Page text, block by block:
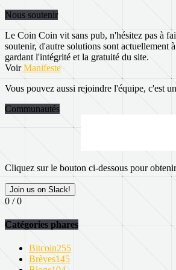
Nous soutenir
Le Coin Coin vit sans pub, n'hésitez pas à
soutenir, d'autre solutions sont actuellement
gardant l'intégrité et la gratuité du site.
VoirManifeste
Vous pouvez aussi rejoindre l'équipe, c'est
Communautés
Cliquez sur le bouton ci-dessous pour
Join us on Slack!
0 / 0
Catégories phares
Bitcoin255
Brèves145